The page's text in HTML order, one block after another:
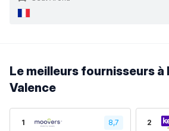
Le meilleurs fournisseurs à
Valence
1 8,7 2